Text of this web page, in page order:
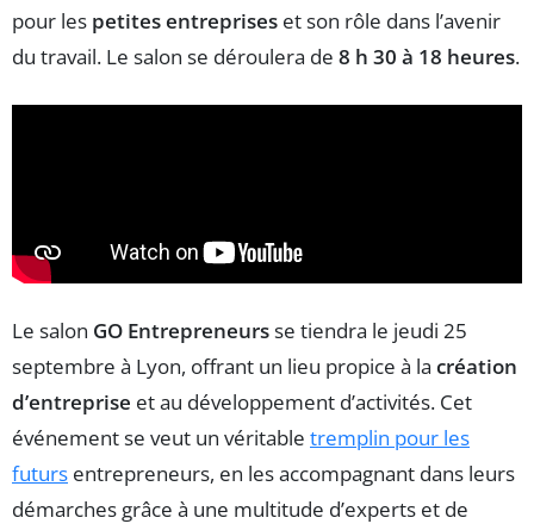
pour les petites entreprises et son rôle dans l’avenir
du travail. Le salon se déroulera de 8 h 30 à 18 heures.
Le salon GO Entrepreneursse tiendra le jeudi 25
septembre à Lyon, offrant un lieu propice à la création
d’entreprise et au développement d’activités. Cet
événement se veut un véritable tremplin pour les
futurs entrepreneurs, en les accompagnant dans leurs
démarches grâce à une multitude d’experts et de